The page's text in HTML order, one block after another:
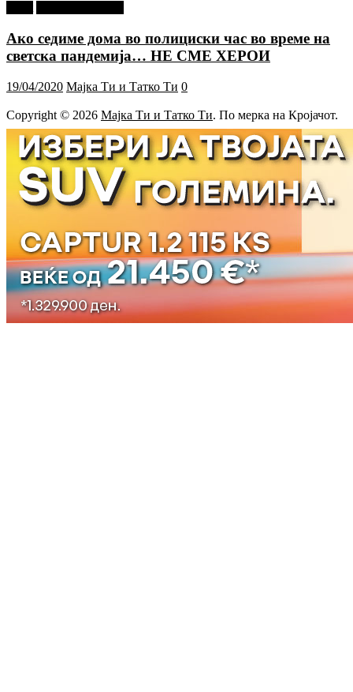
Ако седиме дома во полициски час во време на
светска пандемија… НЕ СМЕ ХЕРОИ
19/04/2020 Мајка Ти и Татко Ти 0
Copyright © 2026 Мајка Ти и Татко Ти. По мерка на Кројачот.